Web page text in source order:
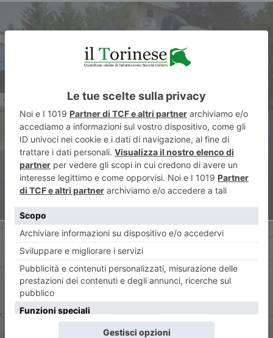
Ragazzo di 21 anni muore
cadendo dal secondo piano
Misure antismog: prosegue il